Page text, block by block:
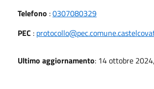
Telefono :0307080329
PEC :
Ultimo aggiornamento: 14 ottobre